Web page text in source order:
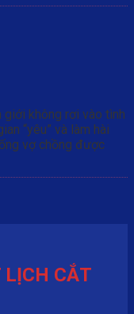
giới không rơi vào tình
“yêu” và làm hài
vợ chồng được
CẮT